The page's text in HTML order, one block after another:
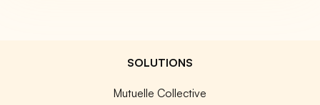
SOLUTIONS
Mutuelle Collective